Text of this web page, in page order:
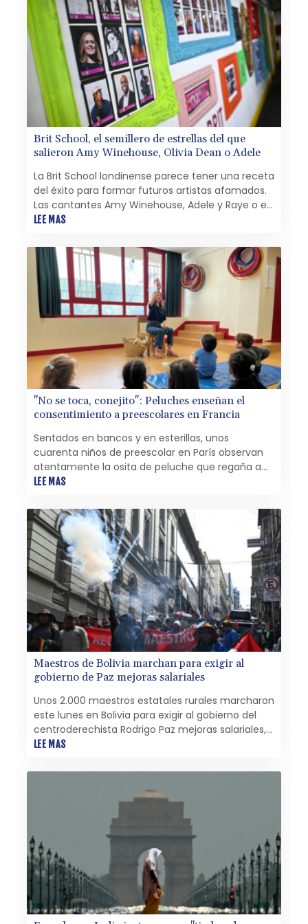
Brit School, el semillero de estrellas del que
salieron Amy Winehouse, Olivia Dean o Adele
La Brit School londinense parece tener una receta
del éxito para formar futuros artistas afamados.
Las cantantes Amy Winehouse, Adele y Raye o el
actor Tom Holland, conocido por su papel de
escuela pública, orgullosa de ser gratuita.
LEE MAS
"No se toca, conejito": Peluches enseñan el
consentimiento a preescolares en Francia
Sentados en bancos y en esterillas, unos
cuarenta niños de preescolar en París observan
atentamente la osita de peluche que regaña a
un patito que acaba de levantarle la falda con su
LEE MAS
Maestros de Bolivia marchan para exigir al
gobierno de Paz mejoras salariales
Unos 2.000 maestros estatales rurales marcharon
este lunes en Bolivia para exigir al gobierno del
centroderechista Rodrigo Paz mejoras salariales,
en una de las primeras protestas del sector este
LEE MAS